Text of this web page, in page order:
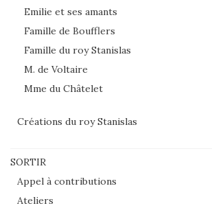
Emilie et ses amants
Famille de Boufflers
Famille du roy Stanislas
M. de Voltaire
Mme du Châtelet
Créations du roy Stanislas
SORTIR
Appel à contributions
Ateliers